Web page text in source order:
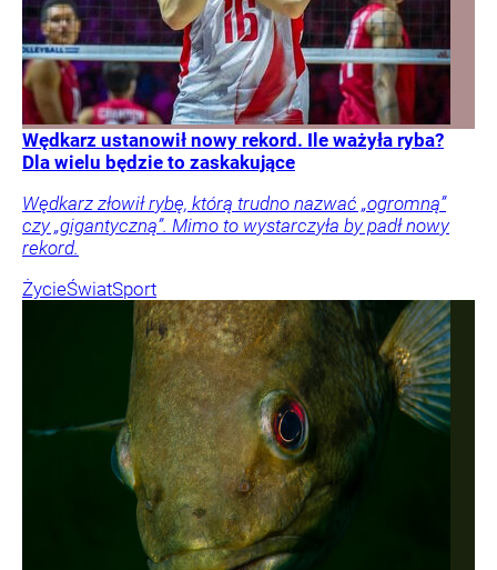
Wędkarz ustanowił nowy rekord. Ile ważyła ryba?
Dla wielu będzie to zaskakujące
Wędkarz złowił rybę, którą trudno nazwać „ogromną”
czy „gigantyczną”. Mimo to wystarczyła by padł nowy
rekord.
ŻycieŚwiatSport